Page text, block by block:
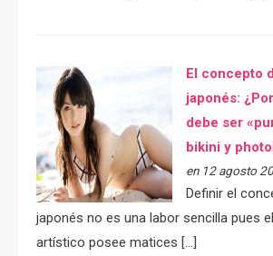
El concepto
japonés:
debe ser
bikini y
en 12 agosto
Definir el
japonés no es una labor sencilla pues
artístico posee matices […]